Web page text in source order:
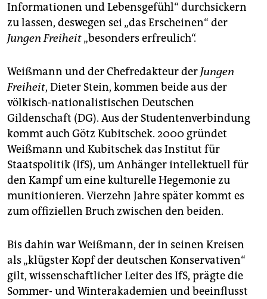
Informationen und Lebensgefühl“ durchsickern
zu lassen, deswegen sei „das Erscheinen“ der
Jungen Freiheit„besonders erfreulich“.
Weißmann und der Chefredakteur der Jungen
Freiheit, Dieter Stein, kommen beide aus der
völkisch-nationalistischen Deutschen
Gildenschaft (DG). Aus der Studentenverbindung
kommt auch Götz Kubi­tschek. 2000 gründet
Weißmann und Kubitschek das Institut für
Staatspolitik (IfS), um Anhänger intellektuell für
den Kampf um eine kulturelle Hegemonie zu
munitionieren. Vierzehn Jahre später kommt es
zum offiziellen Bruch zwischen den beiden.
Bis dahin war Weißmann, der in seinen Kreisen
als „klügster Kopf der deutschen Konservativen“
gilt, wissenschaftlicher Leiter des IfS, prägte die
Sommer- und Winterakademien und beeinflusst